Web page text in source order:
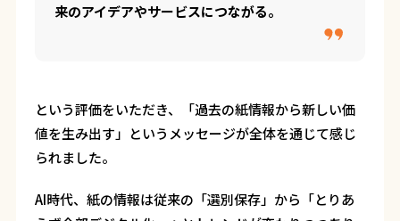
来のアイデアやサービスにつながる。
という評価をいただき、「過去の紙情報から新しい価
値を生み出す」というメッセージが全体を通じて感じ
られました。
AI時代、紙の情報は従来の「選別保存」から「とりあ